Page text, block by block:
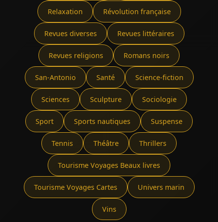
Relaxation Révolution française
Revues diverses Revues littéraires
Revues religions Romans noirs
San-Antonio Santé Science-fiction
Sciences Sculpture Sociologie
Sport Sports nautiques Suspense
Tennis Théâtre Thrillers
Tourisme Voyages Beaux livres
Tourisme Voyages Cartes Univers marin
Vins